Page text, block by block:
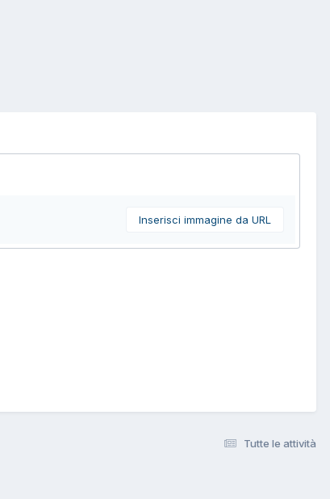
Inserisci immagine da URL
Tutte le attività